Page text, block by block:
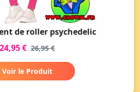
de roller psychedelic
24,95 € 26,95 €
Voir le Produit